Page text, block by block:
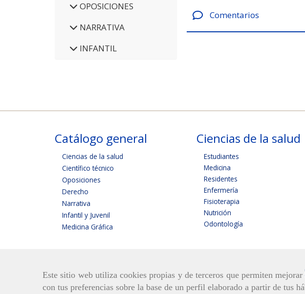
Este sitio web utiliza cookies propias y de terceros que permiten
con tus preferencias sobre la base de un perfil elaborado a partir de tus
OPOSICIONES
NARRATIVA
INFANTIL
Comentarios
Catálogo general
Ciencias de la salud
Científico técnico
Oposiciones
Derecho
Narrativa
Infantil y Juvenil
Medicina Gráfica
Ciencias de la salud
Estudiantes
Medicina
Residentes
Enfermería
Fisioterapia
Nutrición
Odontología